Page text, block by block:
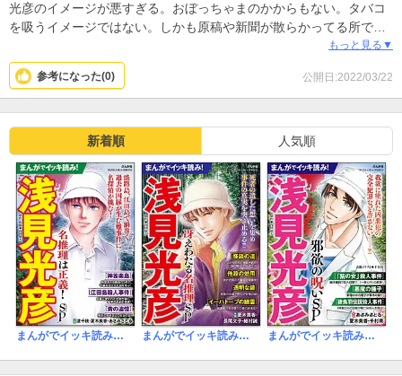
光彦のイメージが悪すぎる。おぼっちゃまのかからもない。タバコ
を吸うイメージではない。しかも原稿や新聞が散らかってる所で吸
ったり、親戚の子に暴言を吐いたり。他のキャラも倉庫で火のつい
たタバコをポイしたり。漫画家はタバコが演出の一つと思ってる大
昔な考え方。見ていて不快。
もっと見る▼
公開日:2022/03/22
参考になった(0)
新着順 人気順
まんがでイッキ読み！ 浅見光彦 名推理は正義！ SP まんがでイッキ読み！ 浅見光彦 冴えわたる名推理SP まんがでイッキ読み！ 浅見光彦 邪欲の呪いSP